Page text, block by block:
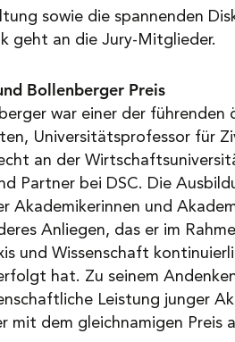
sowie die spannenden
geht an die Jury-Mitglieder.
Bollenberger Preis
war einer der führenden
Universitätsprofessor für
an der
Partner bei DSC. Die
Akademikerinnen und
Anliegen, das er im
und Wissenschaft
hat. Zu seinem
Leistung junger
mit dem gleichnamigen Preis